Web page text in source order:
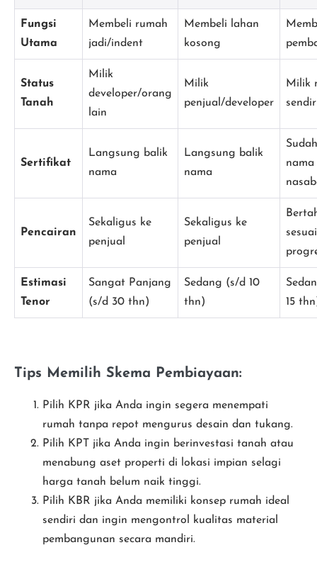
Fungsi
Utama
Membeli rumah
jadi/indent
Membeli lahan
kosong
Status
Tanah
Milik
developer/orang
lain
Milik
penjual/developer
Milik
Sertifikat
Langsung balik
nama
Langsung balik
nama
nama
Pencairan
Sekaligus ke
penjual
Sekaligus ke
penjual
sesuai
Estimasi
Tenor
Sangat Panjang
(s/d 30 thn)
Sedang (s/d 10
thn)
15
Tips Memilih Skema Pembiayaan:
Pilih KPR jika Anda ingin segera menempati
rumah tanpa repot mengurus desain dan tukang.
Pilih KPT jika Anda ingin berinvestasi tanah atau
menabung aset properti di lokasi impian selagi
harga tanah belum naik tinggi.
Pilih KBR jika Anda memiliki konsep rumah ideal
sendiri dan ingin mengontrol kualitas material
pembangunan secara mandiri.